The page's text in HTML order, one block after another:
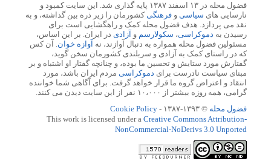
فضول محله در ۱۳ اسفند ۱۳۸۷ پایه گذاری شد. این سایت کمبود و
نارسایی های سیاسی و فرهنگیکشورمان را زیر ذره بین گذاشته، و به
نقد می پردازد. هدف فضول محله کمک و راهگشایی است برای
رسیدن به دموکراسی، سکولارسم و آزادی در ایران. بر این اساس،
مسئولین فضول محله همواره به دنبال آوازند، نه آوازه خوان. آن کس
که در راستای کمک به آزادی و سربلندی کشورمان سخن گوید،
گفتارش مورد ستایش و تحسین ما بوده، و چنانچه گفتار او اشتباه و بر
مبنای سیاست نادرست برای دموکراسی مردم ایران باشد، مورد
انتقاد و اعتراض گروه ما قرار خواهد گرفت. برای آگاهی شما خواننده
گرامی، همه روزه بیشتر از ۱۰،۰۰۰ نفر از این سایت دیدن می کنند.
فضول محله © ۱۳۹۳-۱۳۸۷ -
Cookie Policy
This work is licensed under a Creative Commons Attribution-
NonCommercial-NoDerivs 3.0 Unported